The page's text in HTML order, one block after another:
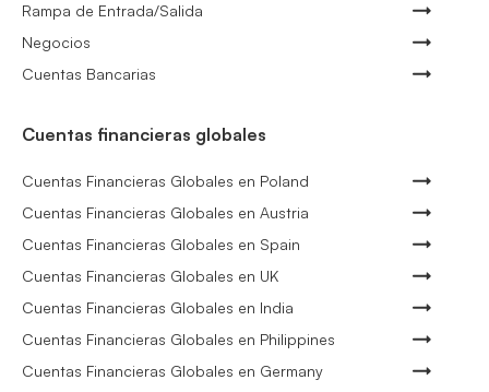
Rampa de Entrada/Salida
Negocios
Cuentas Bancarias
Cuentas financieras globales
Cuentas Financieras Globales en Poland
Cuentas Financieras Globales en Austria
Cuentas Financieras Globales en Spain
Cuentas Financieras Globales en UK
Cuentas Financieras Globales en India
Cuentas Financieras Globales en Philippines
Cuentas Financieras Globales en Germany